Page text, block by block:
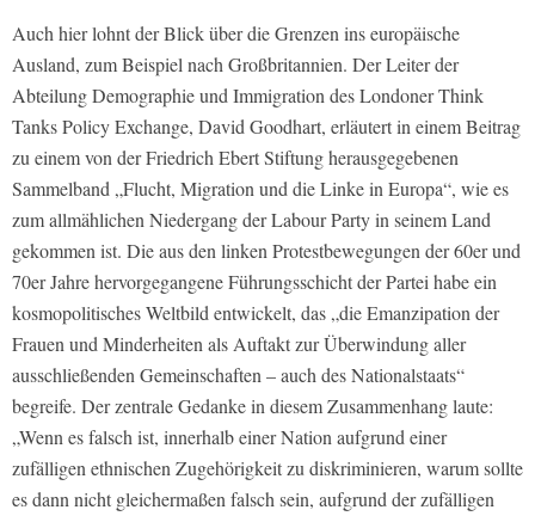
Auch hier lohnt der Blick über die Grenzen ins europäische
Ausland, zum Beispiel nach Großbritannien. Der Leiter der
Abteilung Demographie und Immigration des Londoner Think
Tanks Policy Exchange, David Goodhart, erläutert in einem Beitrag
zu einem von der Friedrich Ebert Stiftung herausgegebenen
Sammelband „Flucht, Migration und die Linke in Europa“, wie es
zum allmählichen Niedergang der Labour Party in seinem Land
gekommen ist. Die aus den linken Protestbewegungen der 60er und
70er Jahre hervorgegangene Führungsschicht der Partei habe ein
kosmopolitisches Weltbild entwickelt, das „die Emanzipation der
Frauen und Minderheiten als Auftakt zur Überwindung aller
ausschließenden Gemeinschaften – auch des Nationalstaats“
begreife. Der zentrale Gedanke in diesem Zusammenhang laute:
„Wenn es falsch ist, innerhalb einer Nation aufgrund einer
zufälligen ethnischen Zugehörigkeit zu diskriminieren, warum sollte
es dann nicht gleichermaßen falsch sein, aufgrund der zufälligen